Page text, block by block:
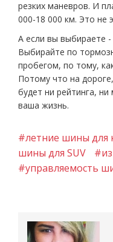
резких маневров. И
000-18 000 км. Это не
А если вы выбираете
Выбирайте по
пробегом, по тому,
Потому что на
будет ни рейтинга,
ваша жизнь.
#летние шины для
шины для SUV
#управляемость